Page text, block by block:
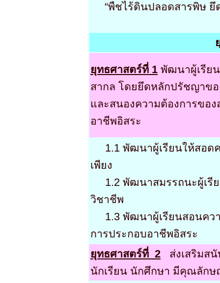
“พืชไร้ดินปลอดสารพิษ ยึ
ยุทธศาสตร์ที่ 1 พัฒนาผู้เรีย
สากล โดยยึดหลักปรัชญาขอ
และสนองความต้องการขอ
อาชีพอิสระ
1.1 พัฒนาผู้เรียนให้สอด
เพียง
1.2 พัฒนาสมรรถนะผู้เรี
วิชาชีพ
1.3 พัฒนาผู้เรียนสอนควา
การประกอบอาชีพอิสระ
ยุทธศาสตร์ที่ 2
ส่งเสริมส
นักเรียน นักศึกษา มีคุณลักษ